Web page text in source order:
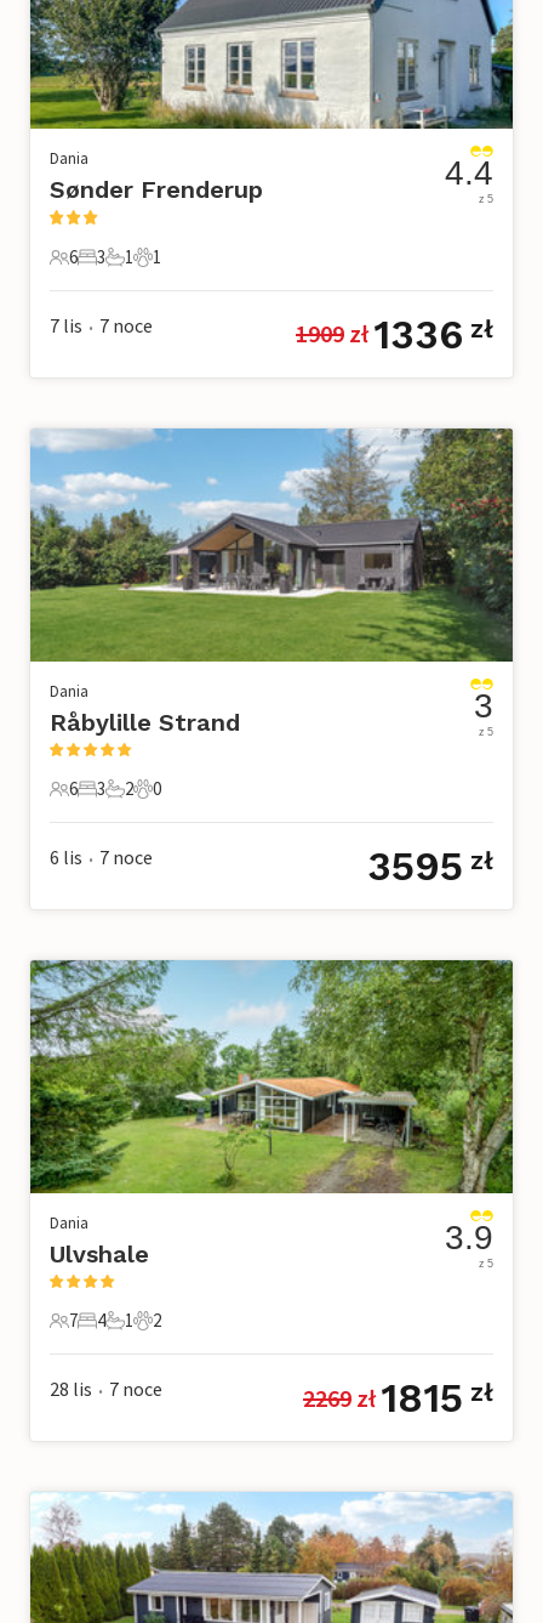
Dania
Sønder Frenderup
6 Goście
6
3 Sypialnie
3
1 Łazienka
1
1 Zwierzę domowe
1
4.4
z 5
7 lis • 7 noce 1909 zł 1336 zł
Dania
Råbylille Strand
6 Goście
6
3 Sypialnie
3
2 Łazienki
2
0 Zwierzęta domowe
0
3
z 5
6 lis • 7 noce 3595 zł
Dania
Ulvshale
7 Goście
7
4 Sypialnie
4
1 Łazienka
1
2 Zwierzęta domowe
2
3.9
z 5
28 lis • 7 noce 2269 zł 1815 zł